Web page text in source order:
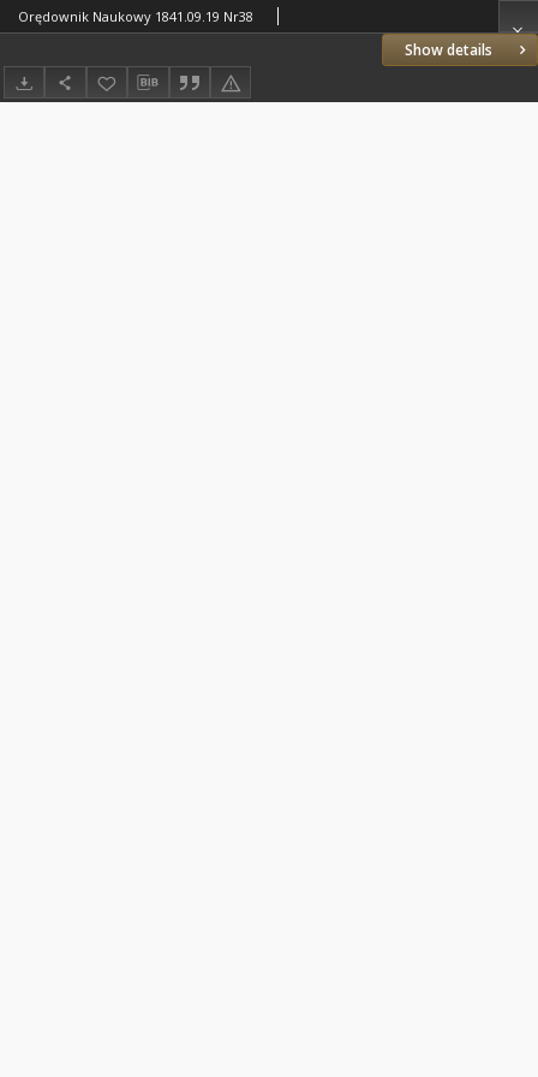
Show details
Orędownik Naukowy 1841.09.19 Nr38